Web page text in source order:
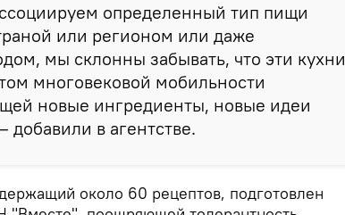
определенный тип пищи
или регионом или даже
мы склонны забывать, что эти кухни
многовековой мобильности
новые ингредиенты, новые идеи
в агентстве.
около 60 рецептов, подготовлен